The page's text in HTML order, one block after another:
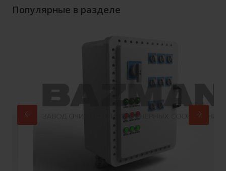
Популярные в разделе